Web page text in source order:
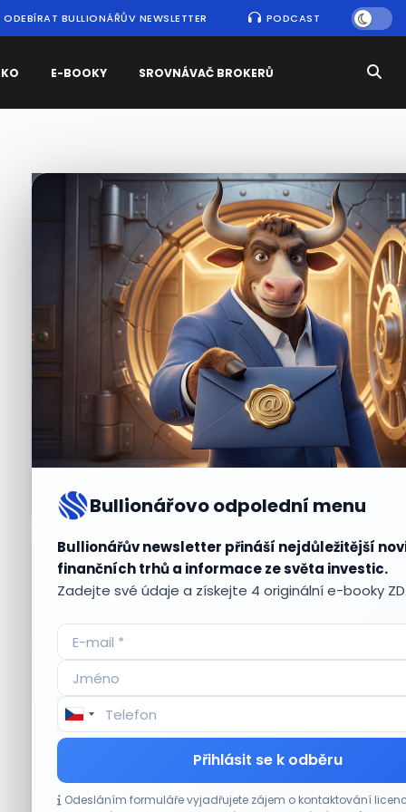
ODEBÍRAT BULLIONÁŘŮV NEWSLETTER PODCAST
E-BOOKY SROVNÁVAČ BROKERŮ
Bullionářovo odpolední menu
Bullionářův newsletter přináší nejdůležitější
finančních trhů a informace ze světa investic.
Zadejte své údaje a získejte 4 originální e-booky
Přihlásit se k odběru
Odesláním formuláře vyjadřujete zájem o kontaktování
Nejčtenějšízprávy
Aktuálnípříležitosti
Akcie Micron klesají, ale nejhoršímu